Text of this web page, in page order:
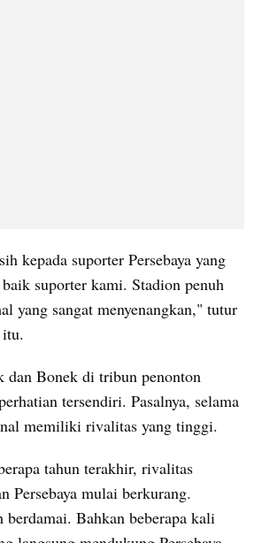
kepada suporter Persebaya yang
suporter kami. Stadion penuh
yang sangat menyenangkan," tutur
dan Bonek di tribun penonton
tersendiri. Pasalnya, selama
memiliki rivalitas yang tinggi.
tahun terakhir, rivalitas
Persebaya mulai berkurang.
Bahkan beberapa kali